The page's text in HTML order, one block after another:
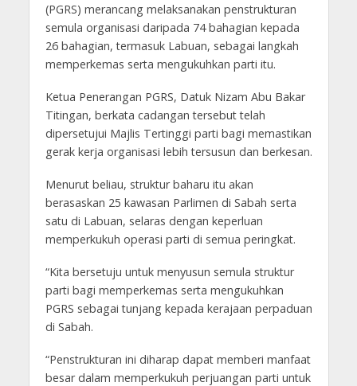
(PGRS) merancang melaksanakan penstrukturan
semula organisasi daripada 74 bahagian kepada
26 bahagian, termasuk Labuan, sebagai langkah
memperkemas serta mengukuhkan parti itu.
Ketua Penerangan PGRS, Datuk Nizam Abu Bakar
Titingan, berkata cadangan tersebut telah
dipersetujui Majlis Tertinggi parti bagi memastikan
gerak kerja organisasi lebih tersusun dan berkesan.
Menurut beliau, struktur baharu itu akan
berasaskan 25 kawasan Parlimen di Sabah serta
satu di Labuan, selaras dengan keperluan
memperkukuh operasi parti di semua peringkat.
“Kita bersetuju untuk menyusun semula struktur
parti bagi memperkemas serta mengukuhkan
PGRS sebagai tunjang kepada kerajaan perpaduan
di Sabah.
“Penstrukturan ini diharap dapat memberi manfaat
besar dalam memperkukuh perjuangan parti untuk